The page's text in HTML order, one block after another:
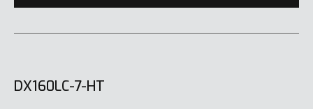
DX160LC-7-HT